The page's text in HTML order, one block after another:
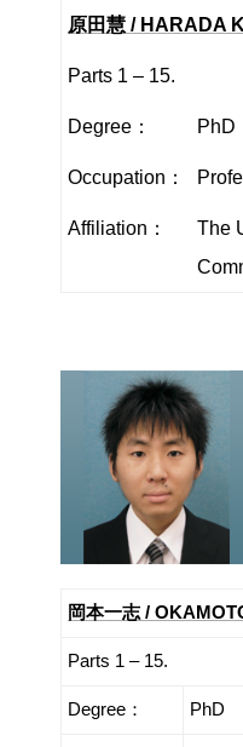
原田慧 / HARADA
Parts 1 – 15.
Degree： PhD
Occupation：
Affiliation：
The
岡本一志 /
Parts 1 – 15.
Degree： PhD